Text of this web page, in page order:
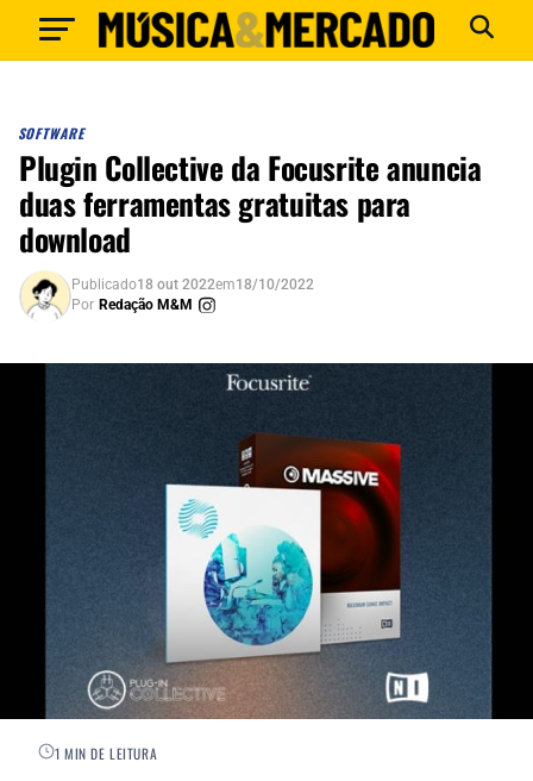
SOFTWARE
Plugin Collective da Focusrite anuncia
duas ferramentas gratuitas para
download
Publicado18 out 2022em18/10/2022
Por Redação M&M
1 MIN DE LEITURA